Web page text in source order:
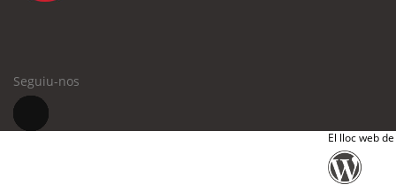
Seguiu-nos
El lloc web